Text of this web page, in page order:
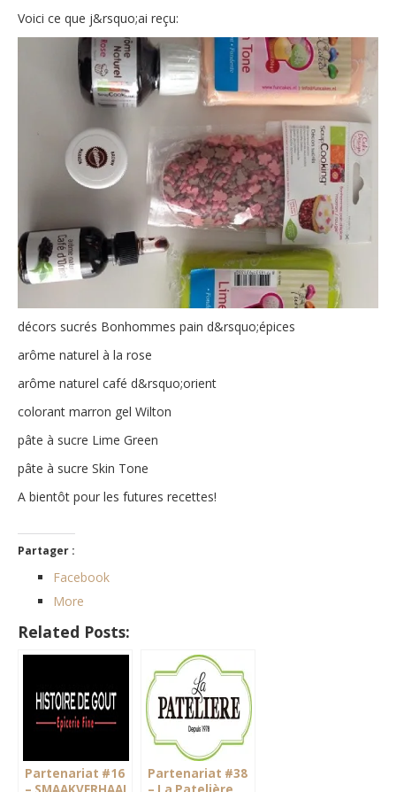
Voici ce que j&rsquo;ai reçu:
décors sucrés Bonhommes pain d&rsquo;épices
arôme naturel à la rose
arôme naturel café d&rsquo;orient
colorant marron gel Wilton
pâte à sucre Lime Green
pâte à sucre Skin Tone
A bientôt pour les futures recettes!
Partager :
Facebook
More
Related Posts:
Partenariat #16
Partenariat #38